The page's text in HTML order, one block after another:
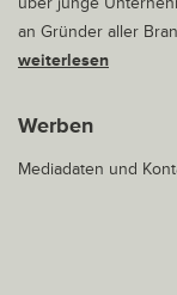
an Gründer aller
weiterlesen
Werben
Mediadaten und